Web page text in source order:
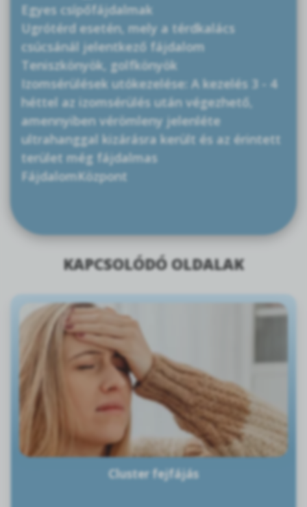
Egyes csípőfájdalmak
Ugrótérd esetén, mely a térdkalács
csúcsánál jelentkező fájdalom
Teniszkönyök, golfkönyök
Izomsérülések utókezelése: A kezelés 3 - 4
héttel az izomsérülés után végezhető,
amennyiben vérömleny jelenléte
ultrahanggal kizárásra került és az érintett
terület még fájdalmas
FájdalomKözpont
KAPCSOLÓDÓ OLDALAK
Cluster fejfájás